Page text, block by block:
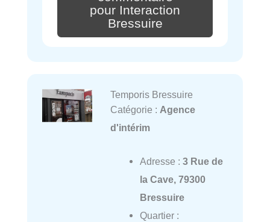
pour Interaction
Bressuire
Temporis Bressuire
Catégorie : Agence
d'intérim
Adresse : 3 Rue de
la Cave, 79300
Bressuire
Quartier :